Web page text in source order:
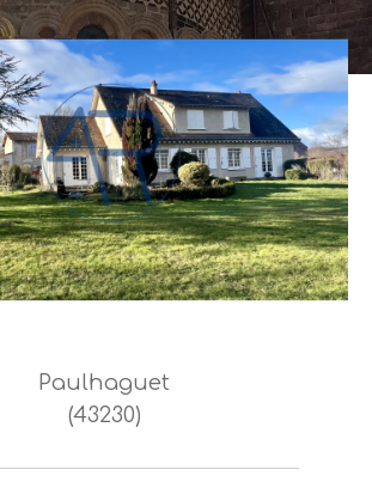
Paulhaguet
(43230)